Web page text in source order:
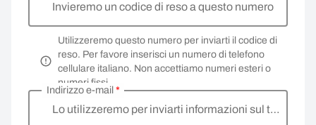
Invieremo un codice di reso a questo numero
Utilizzeremo questo numero per inviarti il codice di
reso. Per favore inserisci un numero di telefono
cellulare italiano. Non accettiamo numeri esteri o
numeri fissi.
Lo utilizzeremo per inviarti informazioni sul tuo reso.
Indirizzo e-mail *